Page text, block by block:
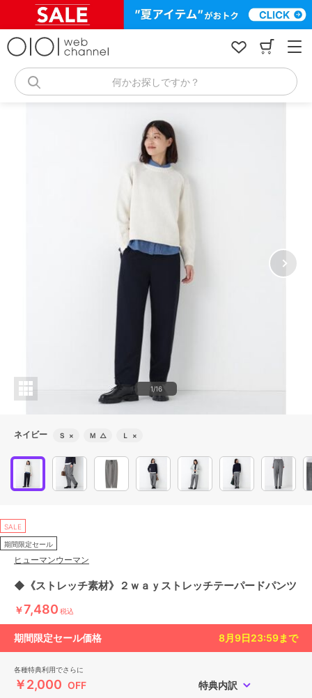
何かお探しですか？
1/16
ネイビー Ｓ × Ｍ △ Ｌ ×
SALE
期間限定セール
ヒューマンウーマン
◆《ストレッチ素材》２ｗａｙストレッチテーパードパンツ
￥7,480 税込
期間限定セール価格 8月9日23:59まで
各種特典利用でさらに
￥2,000 OFF 特典内訳